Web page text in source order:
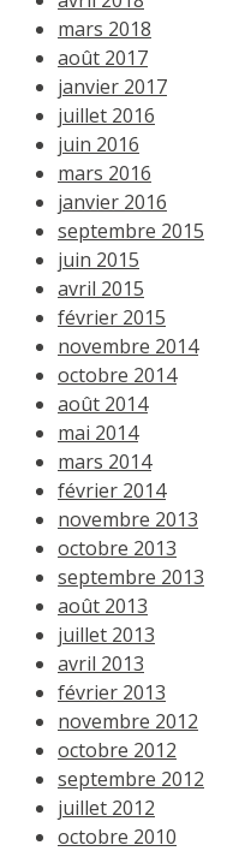
mars 2018
août 2017
janvier 2017
juillet 2016
juin 2016
mars 2016
janvier 2016
septembre 2015
juin 2015
avril 2015
février 2015
novembre 2014
octobre 2014
août 2014
mai 2014
mars 2014
février 2014
novembre 2013
octobre 2013
septembre 2013
août 2013
juillet 2013
avril 2013
février 2013
novembre 2012
octobre 2012
septembre 2012
juillet 2012
octobre 2010